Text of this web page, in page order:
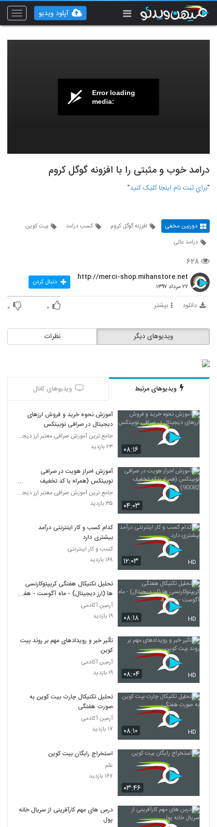
Toggle
آپلود ویدیو
Error loading
media:
درامد خوب و مثبتی را با افزونه گوگل کروم
"براي ثبت نام اينجا کليک کنيد"
دوربین مخفی افززنه گوگل کروم کسب درامد
بیت کوین
درامد عالی
۶۲۸
http://merci-shop.mihanstore.net
۲۲ مرداد ۱۳۹۷ دنبال کردن
دانلود بیشتر ۰ ۰
نظرات ویدیوهای دیگر
ویدیوهای مرتبط ویدیوهای کانال
۰۸:۱۶
آموزش نحوه خرید و فروش ارزهای
دیجیتال در صرافی نوبیتکس
جامع ترین آموزش صرافی معتبر ارز دیجیتال نوبیتکس
۲۳ بازدید
۰۴:۰۳
آموزش احراز هویت در صرافی
نوبیتکس (همراه با کد تخفیف
90082)
جامع ترین آموزش صرافی معتبر ارز دیجیتال نوبیتکس
۳۵ بازدید
۱۲:۰۳ HD
کدام کسب و کار اینترنتی درآمد
بیشتری دارد
کسب و کار اینترنتی
۱۶۸ بازدید
۰۸:۱۸ HD
تحلیل تکنیکال هفتگی کریپتوکارنسی
ها (ارز دیجیتال) - ماه آگوست - هفته
4
آرمین آکادمی
۱۹ بازدید
۰۸:۰۴ HD
تأثیر خبر و رویدادهای مهم بر روند بیت
کوین
آرمین آکادمی
۱۹ بازدید
۰۸:۱۰ HD
تحلیل تکنیکال چارت بیت کوین به
صورت هفتگی
آرمین آکادمی
۱۷ بازدید
۰۳:۴۶
استخراج رایگان بیت کوین
علم
۱۶۷ بازدید
درس های مهم کارآفرینی از سریال خانه
پول